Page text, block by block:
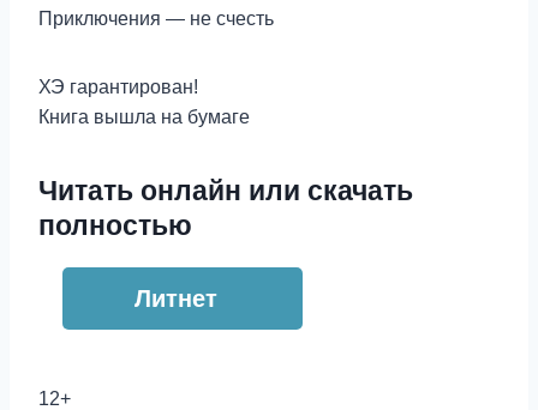
Приключения — не счесть
ХЭ гарантирован!
Книга вышла на бумаге
Читать онлайн или скачать
полностью
Литнет
12+